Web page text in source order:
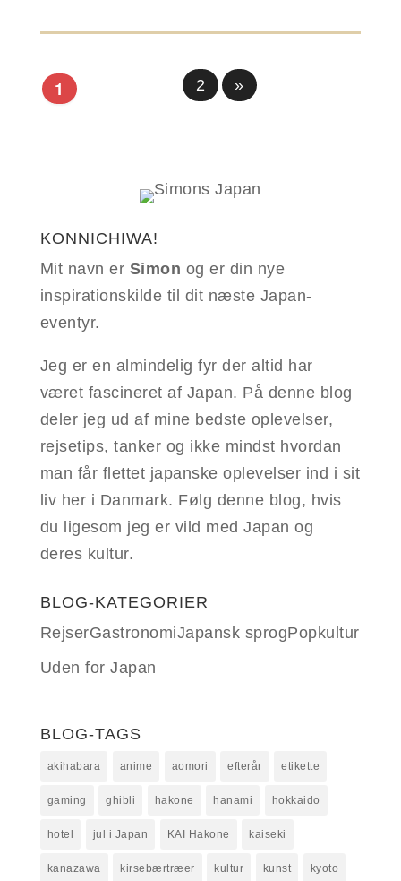
1 2 »
KONNICHIWA!
Mit navn er Simon og er din nye
inspirationskilde til dit næste Japan-
eventyr.
Jeg er en almindelig fyr der altid har
været fascineret af Japan. På denne blog
deler jeg ud af mine bedste oplevelser,
rejsetips, tanker og ikke mindst hvordan
man får flettet japanske oplevelser ind i sit
liv her i Danmark. Følg denne blog, hvis
du ligesom jeg er vild med Japan og
deres kultur.
BLOG-KATEGORIER
RejserGastronomiJapansk sprogPopkultur
Uden for Japan
BLOG-TAGS
akihabara anime aomori efterår etikette
gaming ghibli hakone hanami hokkaido
hotel jul i Japan KAI Hakone kaiseki
kanazawa kirsebærtræer kultur kunst kyoto